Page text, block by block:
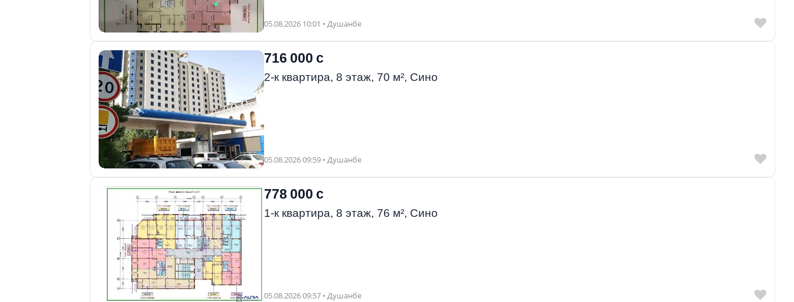
05.08.2026 10:01 • Душанбе
716 000 с
2-к квартира, 8 этаж, 70 м², Сино
05.08.2026 09:59 • Душанбе
778 000 с
1-к квартира, 8 этаж, 76 м², Сино
05.08.2026 09:57 • Душанбе